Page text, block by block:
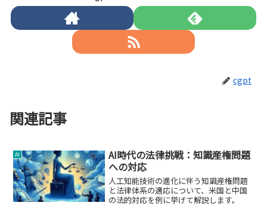
cgpt
関連記事
AI
AI時代の法律挑戦：知識産権問題
への対応
人工知能技術の進化に伴う知識産権問題
と法律体系の適応について、米国と中国
の法的対応を例に挙げて解説します。